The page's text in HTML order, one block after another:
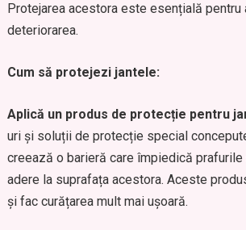
Protejarea acestora este esențială pentru
deteriorarea.
Cum să protejezi jantele:
Aplică un produs de protecție pentru
uri și soluții de protecție special
creează o barieră care împiedică prafurile
adere la suprafața acestora. Aceste
și fac curățarea mult mai ușoară.